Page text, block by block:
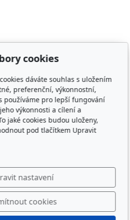
Adresa
Czech Republic, z.s.
22852778
2001874788/2010
Kontakt
kniha
nás
cookies
dáváte souhlas s uložením
preferenční, výkonnostní,
používáme pro lepší fungování
výkonnosti a cílení a
jaké cookies budou uloženy,
pod tlačítkem Upravit
nastavení
cookies